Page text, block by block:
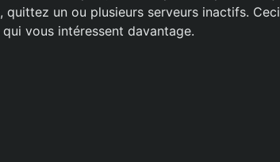
quittez un ou plusieurs serveurs inactifs.
vous intéressent davantage.